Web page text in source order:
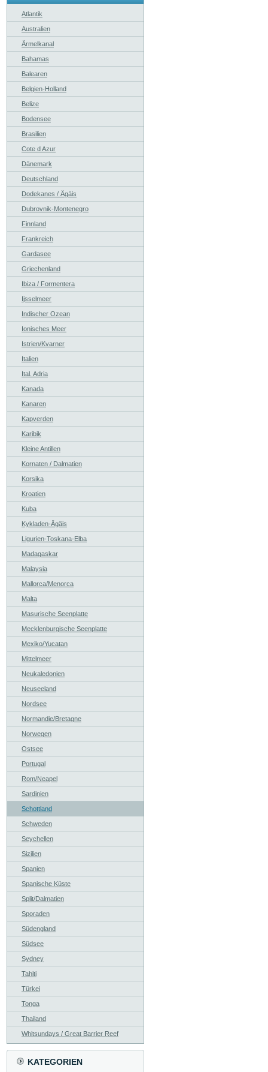
Atlantik
Australien
Ärmelkanal
Bahamas
Balearen
Belgien-Holland
Belize
Bodensee
Brasilien
Cote d Azur
Dänemark
Deutschland
Dodekanes / Ägäis
Dubrovnik-Montenegro
Finnland
Frankreich
Gardasee
Griechenland
Ibiza / Formentera
Ijsselmeer
Indischer Ozean
Ionisches Meer
Istrien/Kvarner
Italien
Ital. Adria
Kanada
Kanaren
Kapverden
Karibik
Kleine Antillen
Kornaten / Dalmatien
Korsika
Kroatien
Kuba
Kykladen-Ägäis
Ligurien-Toskana-Elba
Madagaskar
Malaysia
Mallorca/Menorca
Malta
Masurische Seenplatte
Mecklenburgische Seenplatte
Mexiko/Yucatan
Mittelmeer
Neukaledonien
Neuseeland
Nordsee
Normandie/Bretagne
Norwegen
Ostsee
Portugal
Rom/Neapel
Sardinien
Schottland
Schweden
Seychellen
Sizilien
Spanien
Spanische Küste
Split/Dalmatien
Sporaden
Südengland
Südsee
Sydney
Tahiti
Türkei
Tonga
Thailand
Whitsundays / Great Barrier Reef
KATEGORIEN